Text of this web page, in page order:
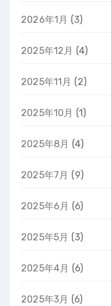
2026年1月 (3)
2025年12月 (4)
2025年11月 (2)
2025年10月 (1)
2025年8月 (4)
2025年7月 (9)
2025年6月 (6)
2025年5月 (3)
2025年4月 (6)
2025年3月 (6)